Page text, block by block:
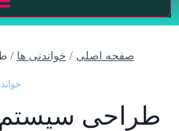
صفحه اصلی / خواندنی ها /
طراحی سیستم